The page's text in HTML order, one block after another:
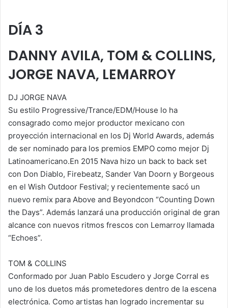
DÍA 3
DANNY AVILA, TOM & COLLINS,
JORGE NAVA, LEMARROY
DJ JORGE NAVA
Su estilo Progressive/Trance/EDM/House lo ha
consagrado como mejor productor mexicano con
proyección internacional en los Dj World Awards, además
de ser nominado para los premios EMPO como mejor Dj
Latinoamericano.En 2015 Nava hizo un back to back set
con Don Diablo, Firebeatz, Sander Van Doorn y Borgeous
en el Wish Outdoor Festival; y recientemente sacó un
nuevo remix para Above and Beyondcon “Counting Down
the Days”. Además lanzará una producción original de gran
alcance con nuevos ritmos frescos con Lemarroy llamada
“Echoes”.
TOM & COLLINS
Conformado por Juan Pablo Escudero y Jorge Corral es
uno de los duetos más prometedores dentro de la escena
electrónica. Como artistas han logrado incrementar su